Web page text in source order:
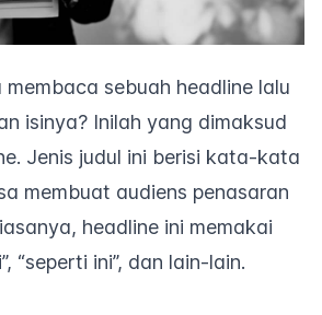
membaca sebuah headline lalu
isinya? Inilah yang dimaksud
. Jenis judul ini berisi kata-kata
membuat audiens penasaran
headline ini memakai
“seperti ini”, dan lain-lain.